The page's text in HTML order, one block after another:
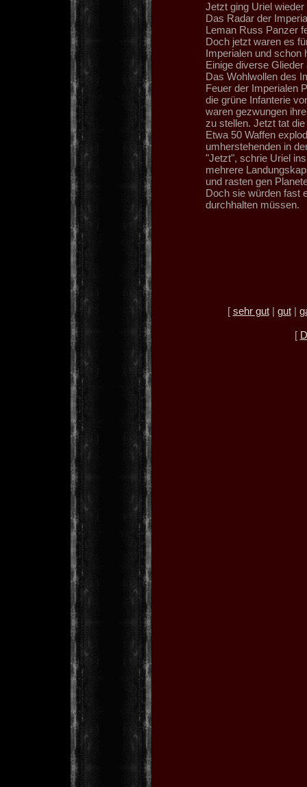
Jetzt ging Uriel
Das Radar der
Leman Russ Panzer
Doch jetzt waren es
Imperialen und schon
Einige diverse Glieder
Das Wohlwollen des
Feuer der Imperialen
die grüne Infanterie
waren gezwungen
zu stellen. Jetzt tat
Etwa 50 Waffen
umherstehenden in
"Jetzt", schrie Uriel
mehrere
und rasten gen
Doch sie würden fast
durchhalten müssen.
[ sehr gut| gut|
[